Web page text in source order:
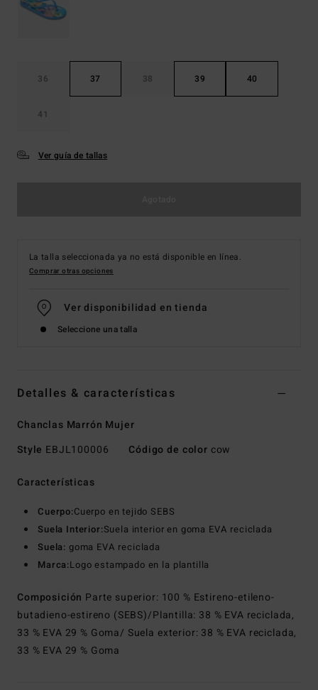
36 37 38 39 40
41
Ver guía de tallas
La talla seleccionada ya no está disponible en línea.
Comprar otras opciones
Ver disponibilidad en tienda
Seleccione una talla
Detalles & características
Chanclas Marrón Mujer
Style EBJL100006 Código de color cow
Características
Cuerpo:Cuerpo en tejido SEBS
Suela Interior:Suela interior en goma EVA reciclada
Suela: goma EVA reciclada
Marca:Logo estampado en la plantilla
Composición Parte superior: 100 % Estireno-etileno-
butadieno-estireno (SEBS)/Plantilla: 38 % EVA reciclada,
33 % EVA 29 % Goma/ Suela exterior: 38 % EVA reciclada,
33 % EVA 29 % Goma